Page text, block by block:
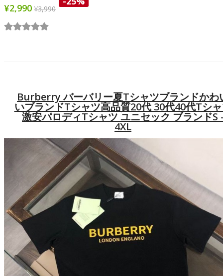
¥2,990 ¥3,990
Burberry バーバリー夏tシャツブランドかわ
いブランドtシャツ高品質20代 30代40代tシ
激安パロディtシャツ ユニセック ブランドS
4XL